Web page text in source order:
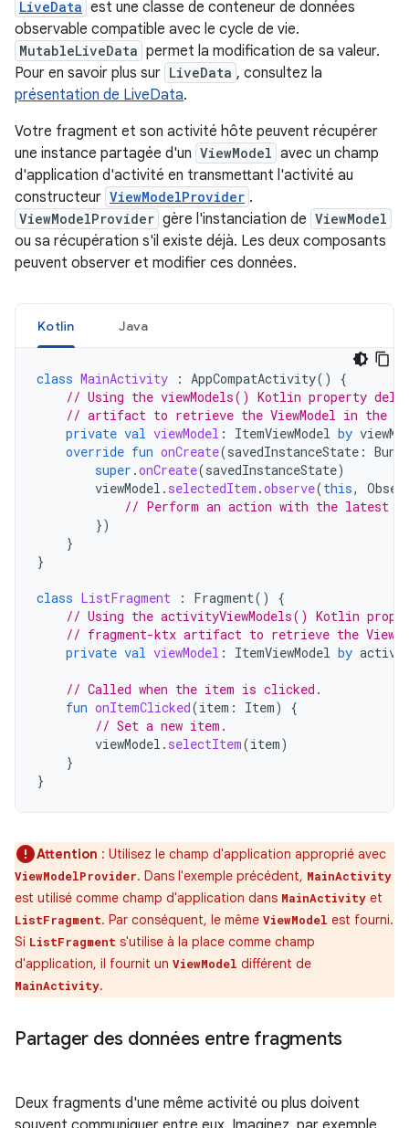
LiveData est une classe de conteneur de données
observable compatible avec le cycle de vie.
MutableLiveData permet la modification de sa valeur.
Pour en savoir plus sur LiveData , consultez la
présentation de LiveData.
Votre fragment et son activité hôte peuvent récupérer
une instance partagée d'un ViewModel avec un champ
d'application d'activité en transmettant l'activité au
constructeur ViewModelProvider .
ViewModelProvider gère l'instanciation de ViewModel
ou sa récupération s'il existe déjà. Les deux composants
peuvent observer et modifier ces données.
Kotlin Java
class MainActivity : AppCompatActivity()
{
// Using the viewModels() Kotlin property
// artifact to retrieve the ViewModel in the
private val viewModel : ItemViewModel by
override fun onCreate(savedInstanceState :
super .onCreate(savedInstanceState)
viewModel . selectedItem .observe(this,
// Perform an action with the latest
})
}
}
class ListFragment : Fragment()
{
// Using the activityViewModels() Kotlin
// fragment-ktx artifact to retrieve the
private val viewModel : ItemViewModel by
// Called when the item is clicked.
fun onItemClicked(item : Item)
{
// Set a new item.
viewModel . selectItem(item)
}
}
Attention : Utilisez le champ d'application approprié avec
ViewModelProvider. Dans l'exemple précédent, MainActivity
est utilisé comme champ d'application dans MainActivity et
ListFragment. Par conséquent, le même ViewModel est fourni.
Si ListFragment s'utilise à la place comme champ
d'application, il fournit un ViewModel différent de
MainActivity.
Partager des données entre fragments
Deux fragments d'une même activité ou plus doivent